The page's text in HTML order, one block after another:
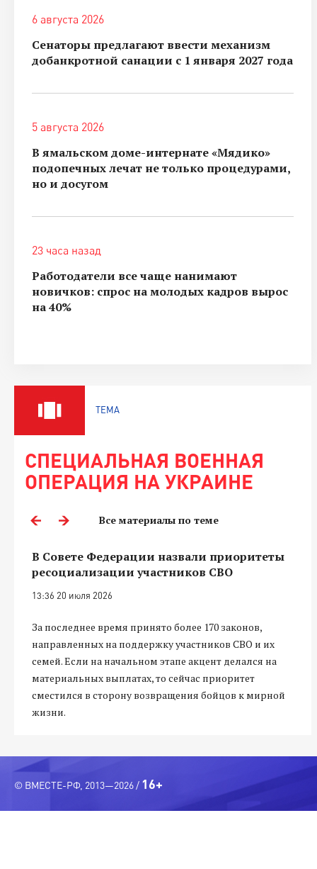
6 августа 2026
Сенаторы предлагают ввести механизм
добанкротной санации с 1 января 2027 года
5 августа 2026
В ямальском доме-интернате «Мядико»
подопечных лечат не только процедурами,
но и досугом
23 часа назад
Работодатели все чаще нанимают
новичков: спрос на молодых кадров вырос
на 40%
ТЕМА
СПЕЦИАЛЬНАЯ ВОЕННАЯ
ОПЕРАЦИЯ НА УКРАИНЕ
Все материалы по теме
В Совете Федерации назвали приоритеты
ресоциализации участников СВО
13:36 20 июля 2026
За последнее время принято более 170 законов,
направленных на поддержку участников СВО и их
семей. Если на начальном этапе акцент делался на
материальных выплатах, то сейчас приоритет
сместился в сторону возвращения бойцов к мирной
жизни.
© ВМЕСТЕ-РФ, 2013—2026 / 16+